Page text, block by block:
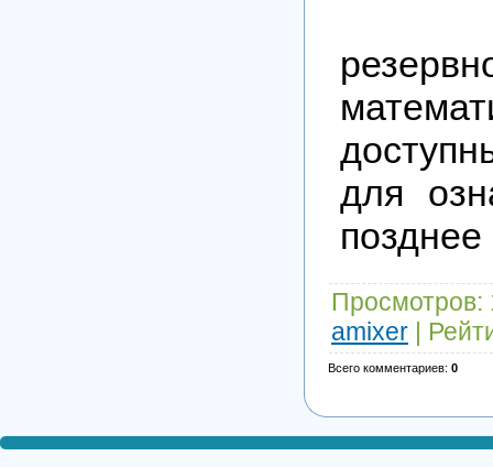
для
Просмотров:
amixer |
Всего комментариев: 0